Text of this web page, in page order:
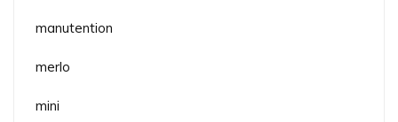
manutention
merlo
mini